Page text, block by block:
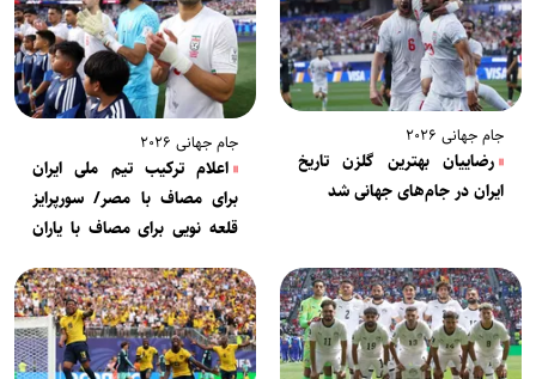
جام جهانی ۲۰۲۶
رضاییان بهترین گلزن تاریخ
ایران در جام‌‎های جهانی شد
جام جهانی ۲۰۲۶
اعلام ترکیب تیم ملی ایران
برای مصاف با مصر/ سورپرایز
قلعه نویی برای مصاف با یاران